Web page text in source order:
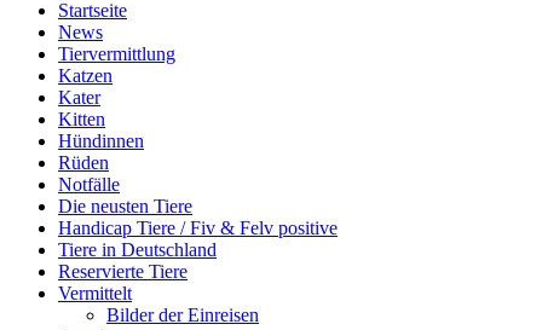
Startseite
News
Tiervermittlung
Katzen
Kater
Kitten
Hündinnen
Rüden
Notfälle
Die neusten Tiere
Handicap Tiere / Fiv & Felv positive
Tiere in Deutschland
Reservierte Tiere
Vermittelt
Bilder der Einreisen